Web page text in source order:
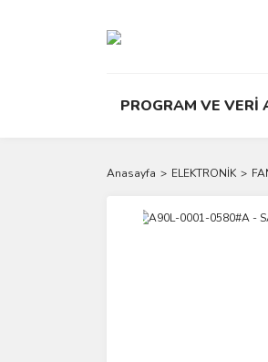
PROGRAM VE VERİ
Anasayfa ELEKTRONİK